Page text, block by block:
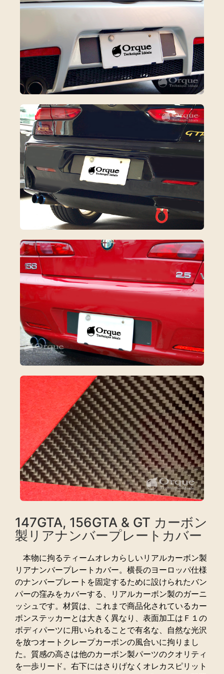
147GTA, 156GTA & GT カーボン
製リアナンバープレートカバー
本物に拘るティームオレカらしいリアルカーボン製
リアナンバープレートカバー。横長のヨーロッパ仕様
のナンバープレートを固定するために設けられたバン
パーの窪みをカバーする、リアルカーボン製のガーニ
ッシュです。材質は、これまで商品化されているカー
ボンステッカーとは大きく異なり、表面加工はＦ１の
ボディパーツに用いられることで有名な、自然な光沢
を放つオートクレープカーボンの風合いに拘りまし
た。質感の高さは他のカーボン製パーツのクオリティ
を一歩リード。右下にはさりげなくオレカスピリット